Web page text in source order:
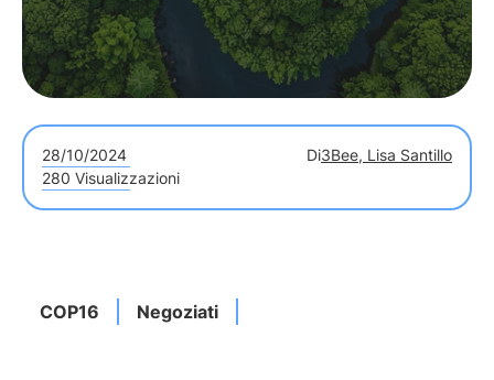
28/10/2024 Di3Bee, Lisa Santillo
280 Visualizzazioni
COP16 Negoziati